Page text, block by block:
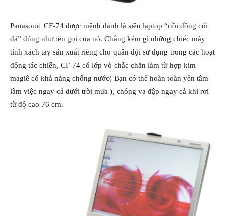
Panasonic CF-74 được mệnh danh là siêu laptop “nồi đồng cối
đá” đúng như tên gọi của nó. Chẳng kém gì những chiếc máy
tính xách tay sản xuất riêng cho quân đội sử dụng trong các hoạt
động tác chiến, CF-74 có lớp vỏ chắc chắn làm từ hợp kim
magiê có khả năng chống nước( Bạn có thể hoàn toàn yên tâm
làm việc ngay cả dưới trời mưa ), chống va đập ngay cả khi rơi
từ độ cao 76 cm.